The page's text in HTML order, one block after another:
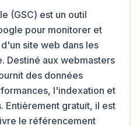
(GSC) est un outil
pour monitorer et
site web dans les
Destiné aux webmasters
des données
l'indexation et
Entièrement gratuit, il est
le référencement